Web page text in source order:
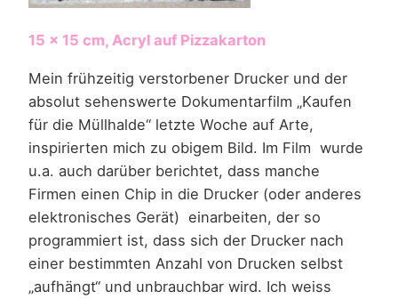
15 x 15 cm, Acryl auf Pizzakarton
Mein frühzeitig verstorbener Drucker und der
absolut sehenswerte Dokumentarfilm „Kaufen
für die Müllhalde“ letzte Woche auf Arte,
inspirierten mich zu obigem Bild. Im Film wurde
u.a. auch darüber berichtet, dass manche
Firmen einen Chip in die Drucker (oder anderes
elektronisches Gerät) einarbeiten, der so
programmiert ist, dass sich der Drucker nach
einer bestimmten Anzahl von Drucken selbst
„aufhängt“ und unbrauchbar wird. Ich weiss